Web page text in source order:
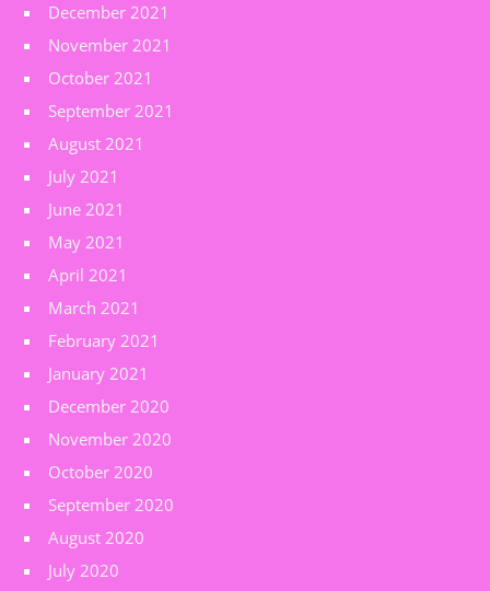
December 2021
November 2021
October 2021
September 2021
August 2021
July 2021
June 2021
May 2021
April 2021
March 2021
February 2021
January 2021
December 2020
November 2020
October 2020
September 2020
August 2020
July 2020